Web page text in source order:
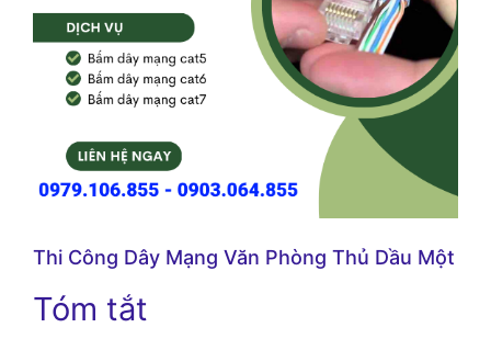
Thi Công Dây Mạng Văn Phòng Thủ Dầu Một
Tóm tắt